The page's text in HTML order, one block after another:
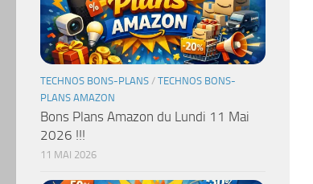
TECHNOS BONS-PLANS / TECHNOS BONS-
PLANS AMAZON
Bons Plans Amazon du Lundi 11 Mai
2026 !!!
11 MAI 2026